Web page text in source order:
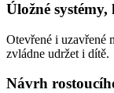
Úložné
Otevřené i uzavřené
zvládne udržet i dítě.
Návrh